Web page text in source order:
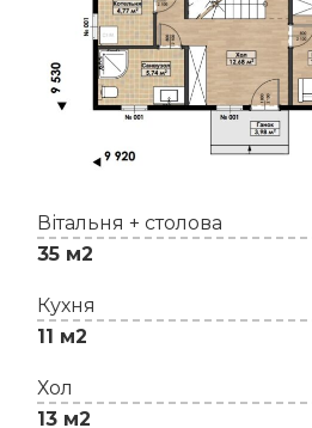
Вітальня + столова
35 м2
Кухня
11 м2
Хол
13 м2